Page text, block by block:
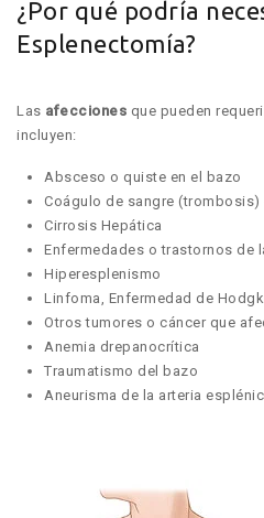
¿Por qué podría
Esplenectomía?
Las afecciones que pueden
incluyen:
Absceso o quiste en el bazo
Coágulo de sangre
Cirrosis Hepática
Enfermedades o trastornos de
Hiperesplenismo
Linfoma, Enfermedad de
Otros tumores o cáncer que
Anemia drepanocrítica
Traumatismo del bazo
Aneurisma de la arteria